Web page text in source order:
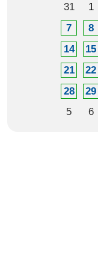
31
1
7
8
14
15
21
22
28
29
5
6